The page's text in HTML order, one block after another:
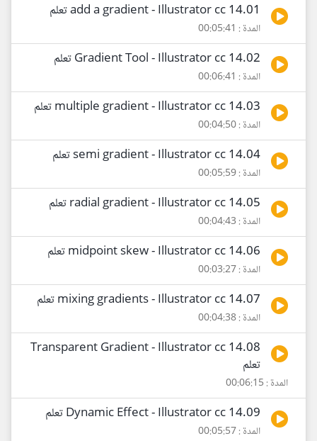
14.01 add a gradient - Illustrator cc تعلم
المدة : 00:05:41
14.02 Gradient Tool - Illustrator cc تعلم
المدة : 00:06:41
14.03 multiple gradient - Illustrator cc تعلم
المدة : 00:04:50
14.04 semi gradient - Illustrator cc تعلم
المدة : 00:05:59
14.05 radial gradient - Illustrator cc تعلم
المدة : 00:04:43
14.06 midpoint skew - Illustrator cc تعلم
المدة : 00:03:27
14.07 mixing gradients - Illustrator cc تعلم
المدة : 00:04:38
14.08 Transparent Gradient - Illustrator cc
تعلم
المدة : 00:06:15
14.09 Dynamic Effect - Illustrator cc تعلم
المدة : 00:05:57